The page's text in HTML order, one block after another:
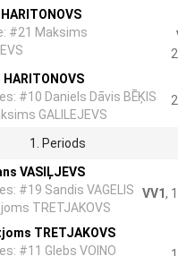
#21 Maksims
#10 Daniels Dāvis BĒĶIS
GALILEJEVS
1. Periods
VASIĻJEVS
#19 Sandis VAGELIS
TRETJAKOVS
VV1,
TRETJAKOVS
#11 Gļebs VOINO